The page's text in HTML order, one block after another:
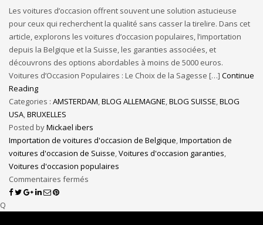
Les voitures d’occasion offrent souvent une solution astucieuse
pour ceux qui recherchent la qualité sans casser la tirelire. Dans cet
article, explorons les voitures d’occasion populaires, l’importation
depuis la Belgique et la Suisse, les garanties associées, et
découvrons des options abordables à moins de 5000 euros.
Voitures d’Occasion Populaires : Le Choix de la Sagesse […] Continue
Reading
Categories : AMSTERDAM,BLOG ALLEMAGNE,BLOG SUISSE,BLOG
USA,BRUXELLES
Posted byMickael ibers
Importation de voitures d'occasion de Belgique,Importation de
voitures d'occasion de Suisse,Voitures d'occasion garanties,
Voitures d'occasion populaires
Commentaires fermés
Q